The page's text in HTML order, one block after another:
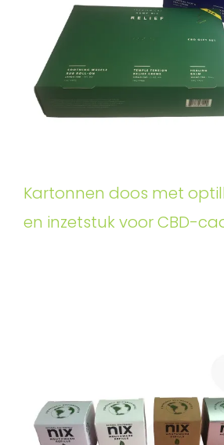
Kartonnen doos met
en inzetstuk voor CBD-